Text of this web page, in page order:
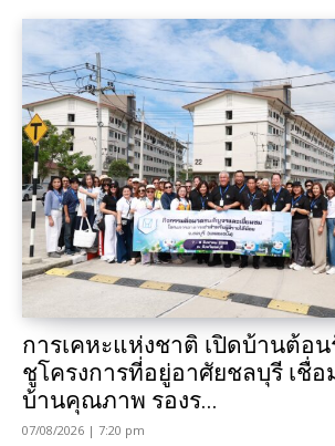
การเคหะแห่งชาติ เปิดบ้านต้อ
ชูโครงการที่อยู่อาศัยชลบุรี เชื่
บ้านคุณภาพ รองร...
07/08/2026 | 7:20 pm